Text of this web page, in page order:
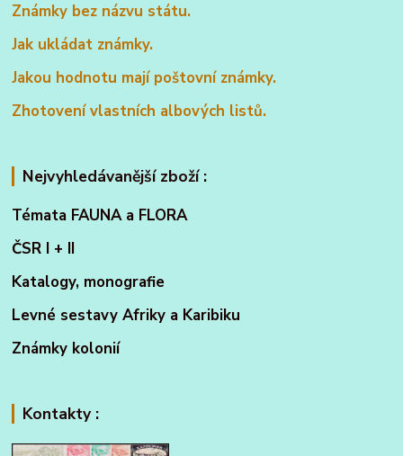
Známky bez názvu státu.
Jak ukládat známky.
Jakou hodnotu mají poštovní známky.
Zhotovení vlastních albových listů.
Nejvyhledávanější zboží :
Témata FAUNA a FLORA
ČSR I + II
Katalogy, monografie
Levné sestavy Afriky a Karibiku
Známky kolonií
Kontakty :